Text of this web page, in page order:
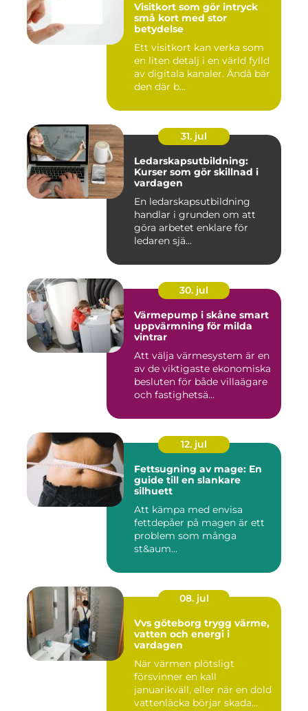
Visitkort som gör intryck
små kort med stor
betydelse
Ett visitkort kan verka som
en liten detalj i en värld fylld
av digitala kanaler. Ändå bär
den där b...
31. jul
Ledarskapsutbildning:
Kurser som gör skillnad i
vardagen
En ledarskapsutbildning
handlar i grunden om att
göra arbetet enklare för
ledaren sjä...
30. jul
Värmepump i skåne smart
uppvärmning för milda
vintrar
Att välja värmesystem är en
av de viktigaste ekonomiska
besluten för både villaägare
och fastighetsä...
12. jul
Fettsugning av mage: En
guide till en slankare
silhuett
Att kämpa med envisa
fettdepåer på magen är ett
problem som många
st&aum...
08. jul
Vvs göteborg trygg värme,
vatten och energi i
vardagen
När värmen plötsligt
försvinner en kall
januarikväll, eller när en dold
vattenläcka börjar skada